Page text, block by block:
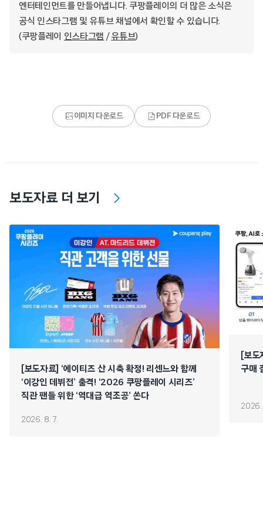
엔터테인먼트를 만들어냅니다. 쿠팡플레이의 더 많은 소식은
공식 인스타그램 및 유튜브 채널에서 확인할 수 있습니다.
(쿠팡플레이 인스타그램 /유튜브)
이미지 다운로드 PDF 다운로드
보도자료 더 보기
[보도자료] ‘에이티즈 산 시축 확정! 리센느와 함께
‘이강인 데뷔전’ 출격! ‘2026 쿠팡플레이 시리즈’
직관 팬들 위한 ‘역대급 역조공’ 쏜다
2026. 8. 7.
[보
구매
2026.